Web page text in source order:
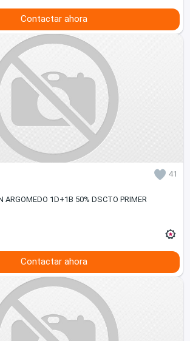
Contactar ahora
41
ARGOMEDO 1D+1B 50% DSCTO PRIMER
Contactar ahora